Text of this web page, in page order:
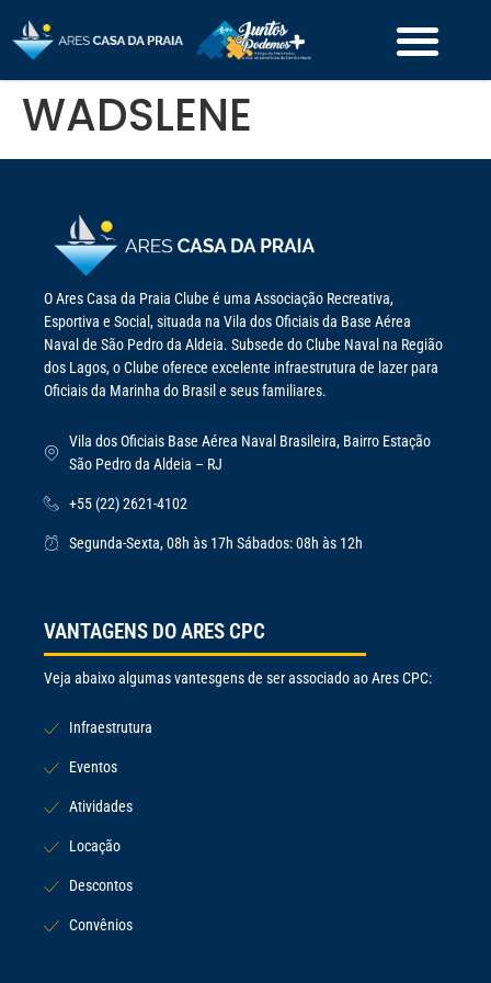
WADSLENE
O Ares Casa da Praia Clube é uma Associação Recreativa,
Esportiva e Social, situada na Vila dos Oficiais da Base Aérea
Naval de São Pedro da Aldeia. Subsede do Clube Naval na Região
dos Lagos, o Clube oferece excelente infraestrutura de lazer para
Oficiais da Marinha do Brasil e seus familiares.
Vila dos Oficiais Base Aérea Naval Brasileira, Bairro Estação
São Pedro da Aldeia – RJ
+55 (22) 2621-4102
Segunda-Sexta, 08h às 17h Sábados: 08h às 12h
VANTAGENS DO ARES CPC
Veja abaixo algumas vantesgens de ser associado ao Ares CPC:
Infraestrutura
Eventos
Atividades
Locação
Descontos
Convênios